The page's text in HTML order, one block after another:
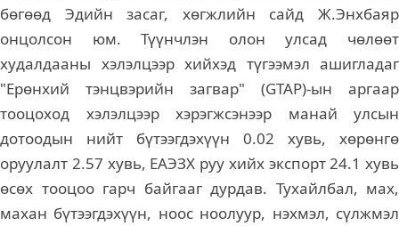
бөгөөд Эдийн засаг, хөгжлийн сайд Ж.Энхбаяр
онцолсон юм. Түүнчлэн олон улсад чөлөөт
худалдааны хэлэлцээр хийхэд түгээмэл ашигладаг
"Ерөнхий тэнцвэрийн загвар" (GTAP)-ын аргаар
тооцоход хэлэлцээр хэрэгжсэнээр манай улсын
дотоодын нийт бүтээгдэхүүн 0.02 хувь, хөрөнгө
оруулалт 2.57 хувь, ЕАЭЗХ руу хийх экспорт 24.1 хувь
өсөх тооцоо гарч байгааг дурдав. Тухайлбал, мах,
махан бүтээгдэхүүн, ноос ноолуур, нэхмэл, сүлжмэл